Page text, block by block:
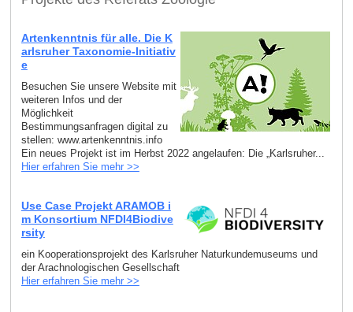
Artenkenntnis für alle. Die K
arlsruher Taxonomie-Initiativ
e
Besuchen Sie unsere Website mit
weiteren Infos und der
Möglichkeit
Bestimmungsanfragen digital zu
stellen: www.artenkenntnis.info
Ein neues Projekt ist im Herbst 2022 angelaufen: Die „Karlsruher...
Hier erfahren Sie mehr >>
Use Case Projekt ARAMOB i
m Konsortium NFDI4Biodive
rsity
ein Kooperationsprojekt des Karlsruher Naturkundemuseums und
der Arachnologischen Gesellschaft
Hier erfahren Sie mehr >>